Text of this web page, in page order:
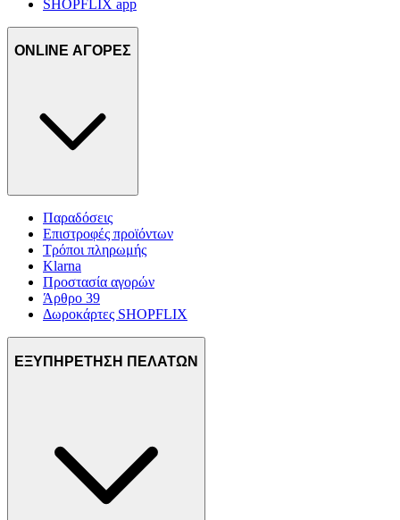
SHOPFLIX app
ONLINE ΑΓΟΡΕΣ
Παραδόσεις
Επιστροφές προϊόντων
Τρόποι πληρωμής
Klarna
Προστασία αγορών
Άρθρο 39
Δωροκάρτες SHOPFLIX
ΕΞΥΠΗΡΕΤΗΣΗ ΠΕΛΑΤΩΝ